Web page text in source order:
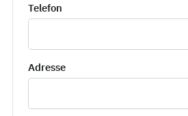
Telefon
Adresse